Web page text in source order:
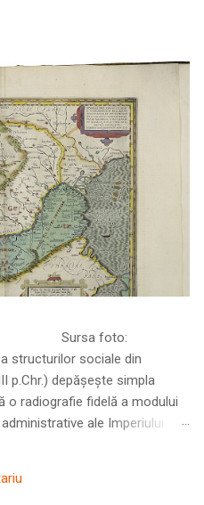
foto:
structurilor sociale din
p.Chr.) depășește simpla
o radiografie fidelă a modului
ale Imperiului
excepțională a lumii romane
dinamică și de o libertate